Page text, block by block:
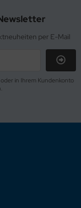
per E-Mail
in Ihrem Kundenkonto